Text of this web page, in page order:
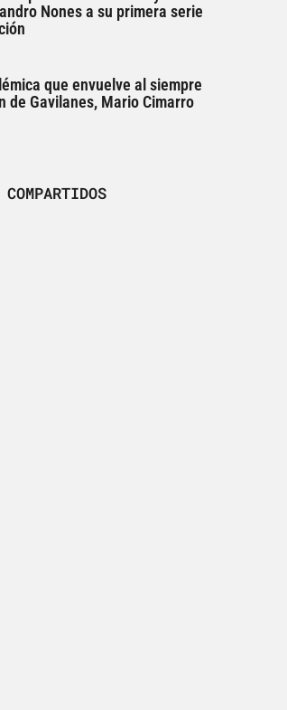
Nones a su primera serie
que envuelve al siempre
de Gavilanes, Mario Cimarro
COMPARTIDOS